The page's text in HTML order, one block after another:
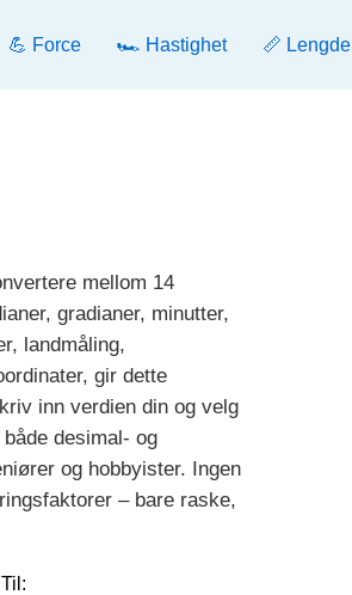
💪 Force 🏎️ Hastighet 📏 Lengde
mellom 14
gradianer, minutter,
landmåling,
gir dette
inn verdien din og velg
desimal- og
og hobbyister. Ingen
– bare raske,
Til: